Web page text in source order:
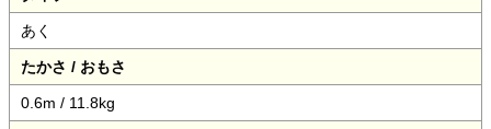
あく
たかさ / おもさ
0.6m / 11.8kg